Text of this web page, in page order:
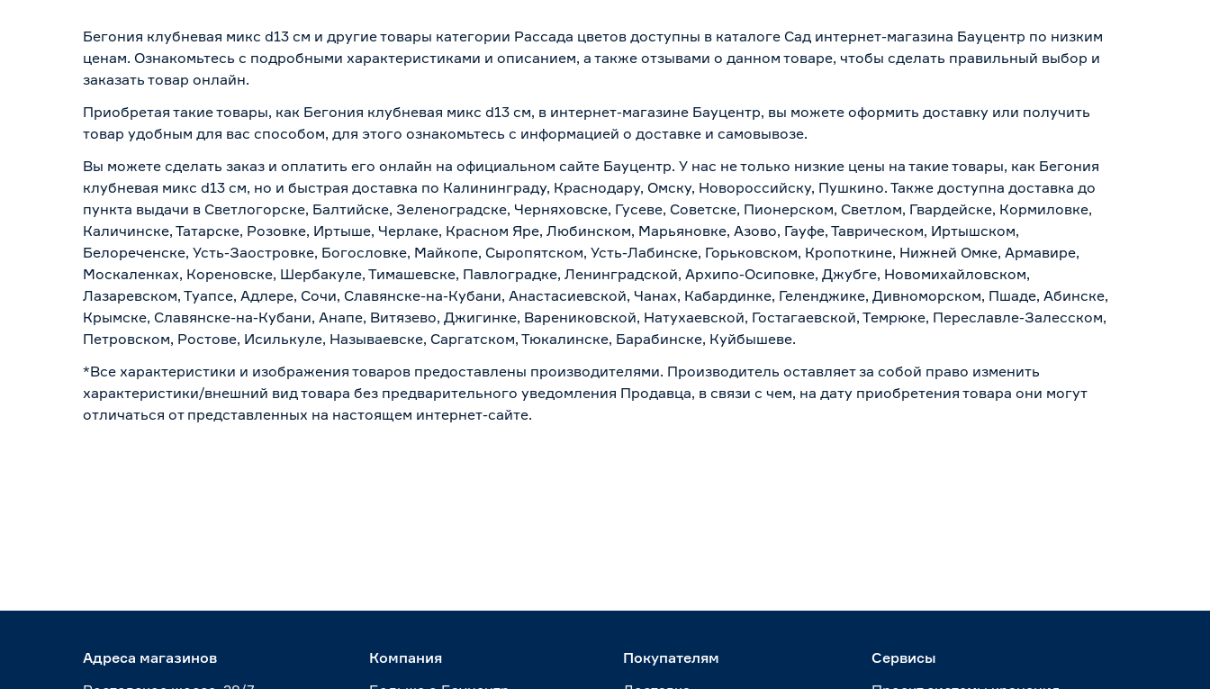
Бегония клубневая микс d13 см и другие товары категории Рассада цветов доступны в каталоге Сад интернет-магазина Бауцентр по низким
ценам. Ознакомьтесь с подробными характеристиками и описанием, а также отзывами о данном товаре, чтобы сделать правильный выбор и
заказать товар онлайн.
Приобретая такие товары, как Бегония клубневая микс d13 см, в интернет-магазине Бауцентр, вы можете оформить доставку или получить
товар удобным для вас способом, для этого ознакомьтесь с информацией о доставке и самовывозе.
Вы можете сделать заказ и оплатить его онлайн на официальном сайте Бауцентр. У нас не только низкие цены на такие товары, как Бегония
клубневая микс d13 см, но и быстрая доставка по Калининграду, Краснодару, Омску, Новороссийску, Пушкино. Также доступна доставка до
пункта выдачи в Светлогорске, Балтийске, Зеленоградске, Черняховске, Гусеве, Советске, Пионерском, Светлом, Гвардейске, Кормиловке,
Каличинске, Татарске, Розовке, Иртыше, Черлаке, Красном Яре, Любинском, Марьяновке, Азово, Гауфе, Таврическом, Иртышском,
Белореченске, Усть-Заостровке, Богословке, Майкопе, Сыропятском, Усть-Лабинске, Горьковском, Кропоткине, Нижней Омке, Армавире,
Москаленках, Кореновске, Шербакуле, Тимашевске, Павлоградке, Ленинградской, Архипо-Осиповке, Джубге, Новомихайловском,
Лазаревском, Туапсе, Адлере, Сочи, Славянске-на-Кубани, Анастасиевской, Чанах, Кабардинке, Геленджике, Дивноморском, Пшаде, Абинске,
Крымске, Славянске-на-Кубани, Анапе, Витязево, Джигинке, Варениковской, Натухаевской, Гостагаевской, Темрюке, Переславле-Залесском,
Петровском, Ростове, Исилькуле, Называевске, Саргатском, Тюкалинске, Барабинске, Куйбышеве.
*Все характеристики и изображения товаров предоставлены производителями. Производитель оставляет за собой право изменить
характеристики/внешний вид товара без предварительного уведомления Продавца, в связи с чем, на дату приобретения товара они могут
отличаться от представленных на настоящем интернет-сайте.
Адреса магазинов
Компания
Покупателям
Сервисы